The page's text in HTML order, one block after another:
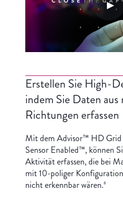
►
Erstellen Sie High-
indem Sie Daten aus
Richtungen erfassen
Mit dem Advisor™ HD
Sensor Enabled™, können
Aktivität erfassen, die bei
mit 10-poliger
nicht erkennbar wären.8